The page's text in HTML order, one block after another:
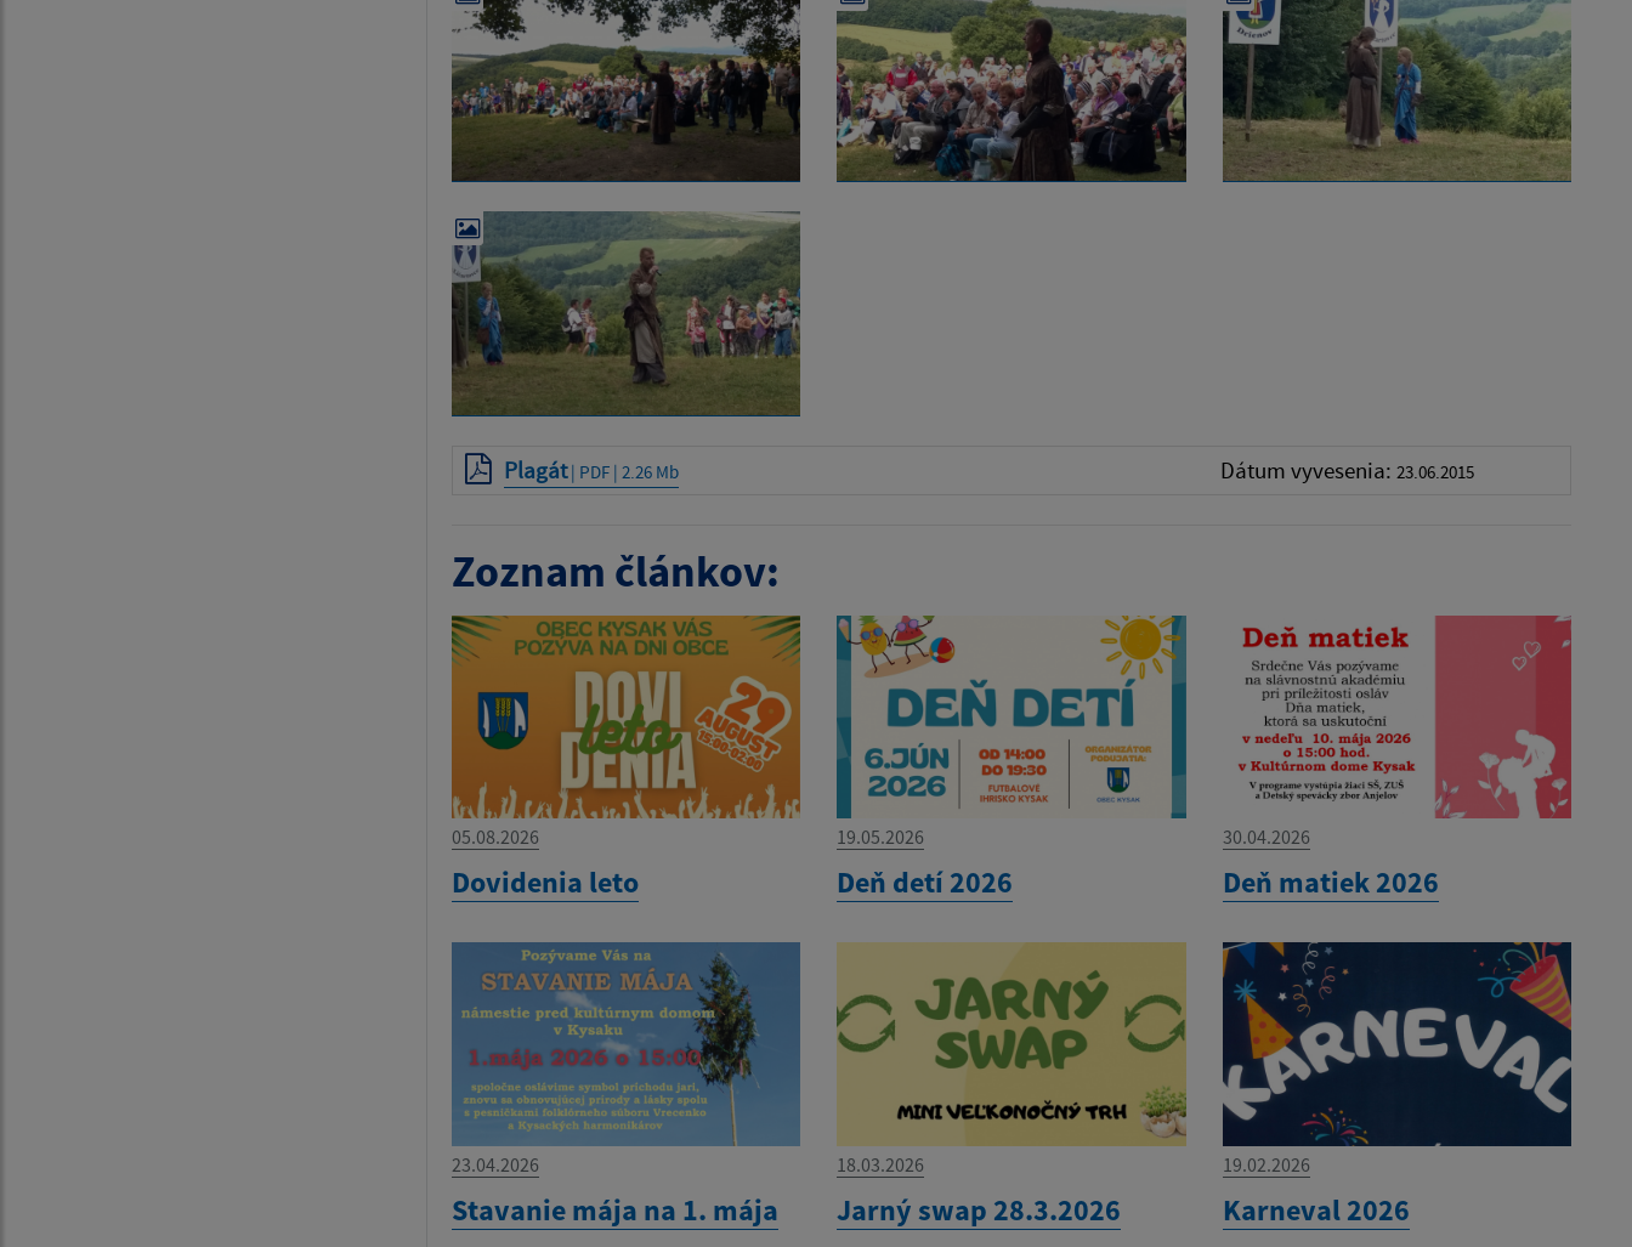
Plagát| PDF | 2.26 Mb Dátum vyvesenia: 23.06.2015
Zoznam článkov:
05.08.2026
Dovidenia leto
19.05.2026
Deň detí 2026
30.04.2026
Deň matiek 2026
23.04.2026
Stavanie mája na 1. mája
18.03.2026
Jarný swap 28.3.2026
19.02.2026
Karneval 2026